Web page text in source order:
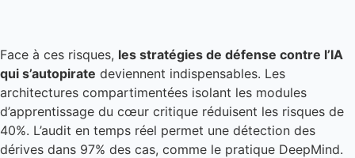
Face à ces risques, les stratégies de défense contre l’IA
qui s’autopirate deviennent indispensables. Les
architectures compartimentées isolant les modules
d’apprentissage du cœur critique réduisent les risques de
40%. L’audit en temps réel permet une détection des
dérives dans 97% des cas, comme le pratique DeepMind.